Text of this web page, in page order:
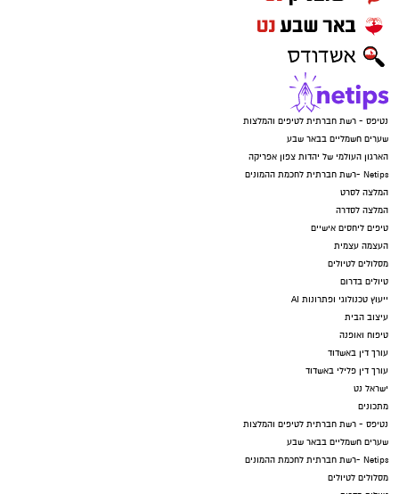
נטיפס - רשת חברתית לטיפים והמלצות
שערים חשמליים בבאר שבע
הארגון העולמי של יהדות צפון אפריקה
Netips -רשת חברתית לחכמת ההמונים
המלצה לסרט
המלצה לסדרה
טיפים ליחסים אישיים
העצמה עצמית
מסלולים לטיולים
טיולים בדרום
ייעוץ טכנולוגי ופתרונות AI
עיצוב הבית
טיפוח ואופנה
עורך דין באשדוד
עורך דין פלילי באשדוד
ישראל נט
מתכונים
נטיפס - רשת חברתית לטיפים והמלצות
שערים חשמליים בבאר שבע
Netips -רשת חברתית לחכמת ההמונים
מסלולים לטיולים